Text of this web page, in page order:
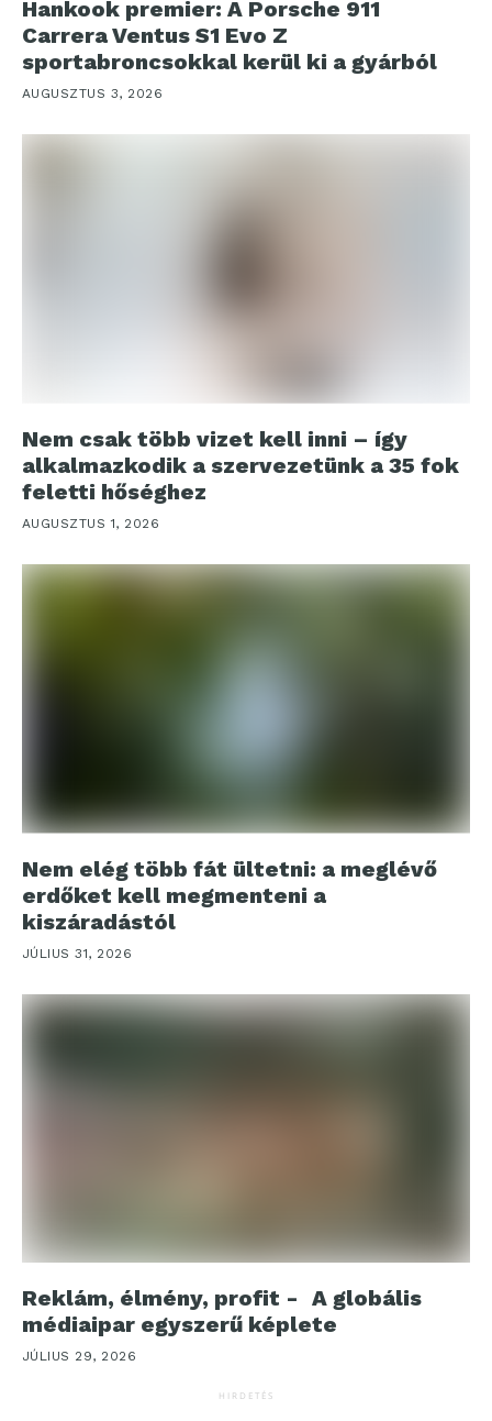
Hankook premier: A Porsche 911
Carrera Ventus S1 Evo Z
sportabroncsokkal kerül ki a gyárból
AUGUSZTUS 3, 2026
Nem csak több vizet kell inni – így
alkalmazkodik a szervezetünk a 35 fok
feletti hőséghez
AUGUSZTUS 1, 2026
Nem elég több fát ültetni: a meglévő
erdőket kell megmenteni a
kiszáradástól
JÚLIUS 31, 2026
Reklám, élmény, profit - A globális
médiaipar egyszerű képlete
JÚLIUS 29, 2026
HIRDETÉS